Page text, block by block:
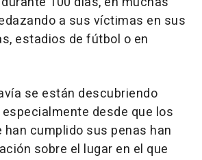
a sus víctimas en sus
estadios de fútbol o en
se están descubriendo
desde que los
han cumplido sus penas han
sobre el lugar en el que